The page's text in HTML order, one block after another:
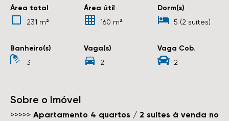
Área total
231 m²
Área útil
160 m²
Dorm(s)
5 (2 suítes)
Banheiro(s)
3
Vaga(s)
2
Vaga Cob.
2
Sobre o Imóvel
>>>>> Apartamento 4 quartos / 2 suítes à venda no